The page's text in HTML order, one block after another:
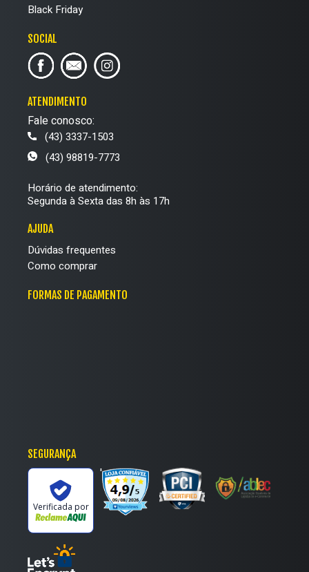
Black Friday
SOCIAL
ATENDIMENTO
Fale conosco:
(43) 3337-1503
(43) 98819-7773
Horário de atendimento:
Segunda à Sexta das 8h às 17h
AJUDA
Dúvidas frequentes
Como comprar
FORMAS DE PAGAMENTO
SEGURANÇA
Verificada por
'